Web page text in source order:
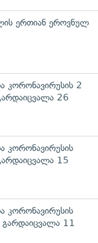
ერთიან ეროვნულ
კორონავირუსის 2
26
კორონავირუსის
15
კორონავირუსის
გარდაიცვალა 11